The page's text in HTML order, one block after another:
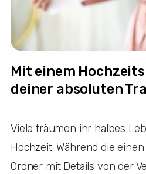
Mit einem
deiner absoluten
Viele träumen ihr halbes
Hochzeit. Während die
Ordner mit Details von der